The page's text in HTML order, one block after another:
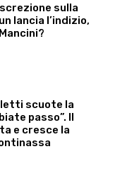
sulla
lancia l’indizio,
scuote la
passo”. Il
e cresce la